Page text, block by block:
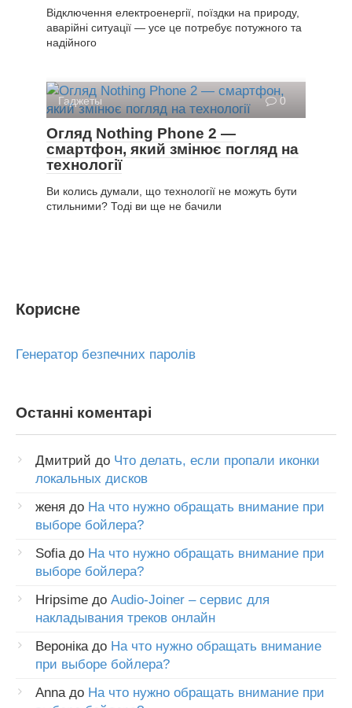
Відключення електроенергії, поїздки на природу,
аварійні ситуації — усе це потребує потужного та
надійного
Гаджеты 0
Огляд Nothing Phone 2 —
смартфон, який змінює погляд на
технології
Ви колись думали, що технології не можуть бути
стильними? Тоді ви ще не бачили
Корисне
Генератор безпечних паролів
Останні коментарі
Дмитрий до Что делать, если пропали иконки
локальных дисков
женя до На что нужно обращать внимание при
выборе бойлера?
Sofiaдо На что нужно обращать внимание при
выборе бойлера?
Hripsime до Audio-Joiner – сервис для
накладывания треков онлайн
Веронікадо На что нужно обращать внимание
при выборе бойлера?
Annaдо На что нужно обращать внимание при